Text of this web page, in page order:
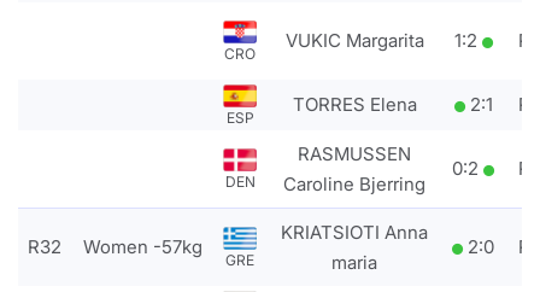
CRO
VUKIC Margarita 1:2
ESP
TORRES Elena 2:1
DEN
RASMUSSEN
Caroline Bjerring
0:2
R32 Women -57kg
GRE
KRIATSIOTI Anna
maria
2:0